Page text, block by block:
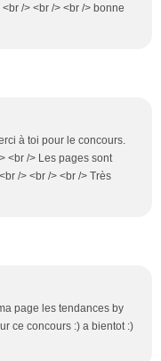
/> <br /> <br /> bonne
à toi pour le concours.
<br /> Les pages sont
/> <br /> <br /> Très
page les tendances by
ce concours :) a bientot :)